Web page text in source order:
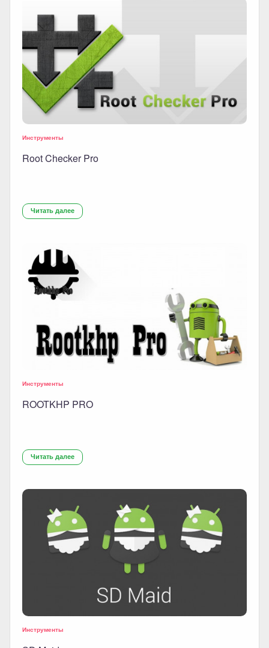
Инструменты
Root Checker Pro
Читать далее
Инструменты
ROOTKHP PRO
Читать далее
Инструменты